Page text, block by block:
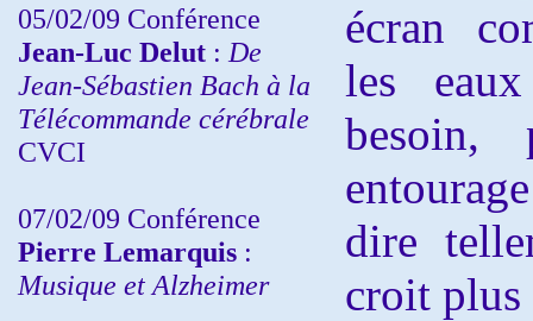
05/02/09 Conférence
Jean-Luc Delut : De
Jean-Sébastien Bach à la
Télécommande cérébrale
CVCI
07/02/09 Conférence
Pierre Lemarquis :
Musique et Alzheimer
écran
les
besoin,
dire
croit plus